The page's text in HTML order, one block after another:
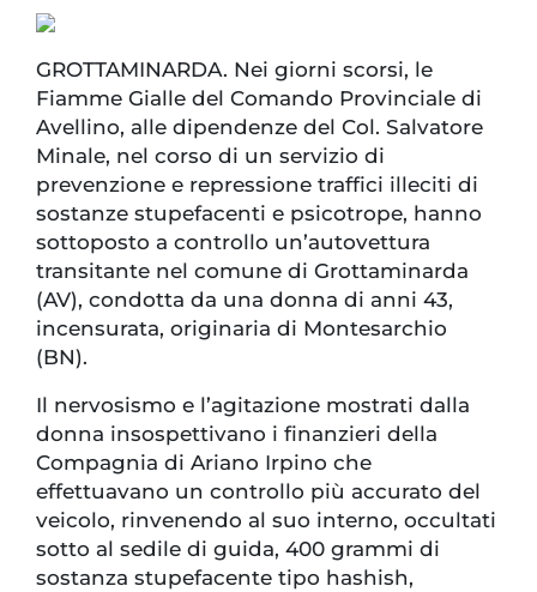
GROTTAMINARDA. Nei giorni scorsi, le
Fiamme Gialle del Comando Provinciale di
Avellino, alle dipendenze del Col. Salvatore
Minale, nel corso di un servizio di
prevenzione e repressione traffici illeciti di
sostanze stupefacenti e psicotrope, hanno
sottoposto a controllo un’autovettura
transitante nel comune di Grottaminarda
(AV), condotta da una donna di anni 43,
incensurata, originaria di Montesarchio
(BN).
Il nervosismo e l’agitazione mostrati dalla
donna insospettivano i finanzieri della
Compagnia di Ariano Irpino che
effettuavano un controllo più accurato del
veicolo, rinvenendo al suo interno, occultati
sotto al sedile di guida, 400 grammi di
sostanza stupefacente tipo hashish,